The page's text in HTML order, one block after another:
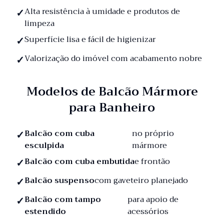
Alta resistência à umidade e produtos de
limpeza
Superfície lisa e fácil de higienizar
Valorização do imóvel com acabamento nobre
Modelos de Balcão Mármore
para Banheiro
Balcão com cuba
esculpida
no próprio
mármore
Balcão com cuba embutidae frontão
Balcão suspensocom gaveteiro planejado
Balcão com tampo
estendido
para apoio de
acessórios